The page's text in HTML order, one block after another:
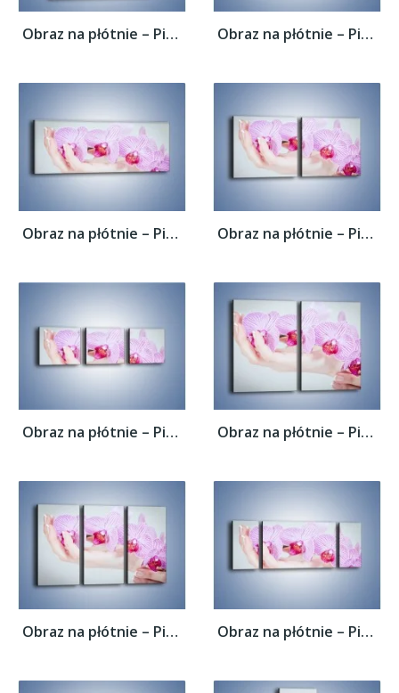
Obraz na płótnie – Piękno kwiatów w dłoni... Obraz na płótnie – Piękno kwiatów w dłoni...
Obraz na płótnie – Piękno kwiatów w dłoni... Obraz na płótnie – Piękno kwiatów w dłoni...
Obraz na płótnie – Piękno kwiatów w dłoni... Obraz na płótnie – Piękno kwiatów w dłoni...
Obraz na płótnie – Piękno kwiatów w dłoni... Obraz na płótnie – Piękno kwiatów w dłoni...